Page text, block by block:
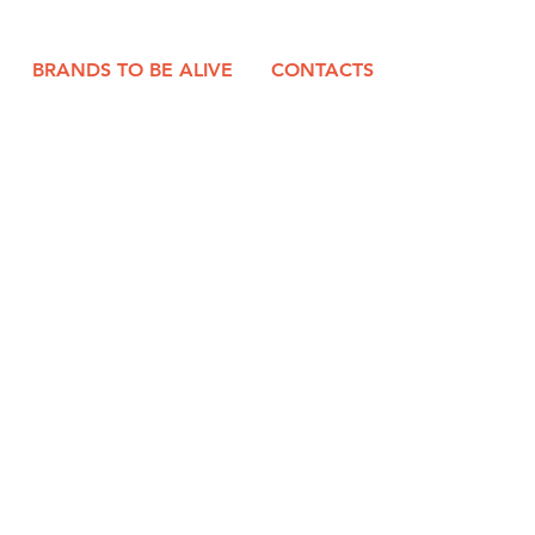
BRANDS TO BE ALIVE CONTACTS